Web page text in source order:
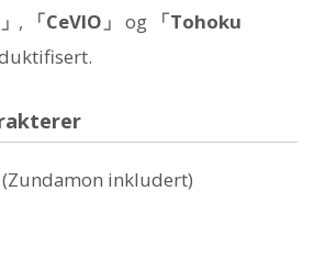
, 「CeVIO」 og
「Tohoku
(Zundamon inkludert)